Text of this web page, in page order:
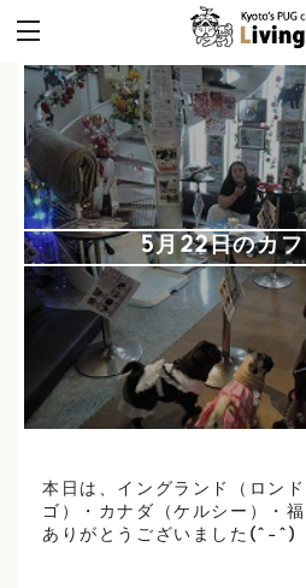
5月22日のカ
本日は、イングランド（ロン
ゴ）・カナダ（ケルシー）・
ありがとうございました(^-^)